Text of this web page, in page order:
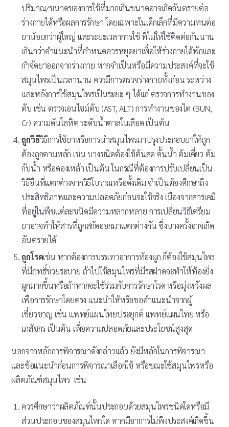
ปริมาณ/ขนาดของการใช้ที่มากเกินขนาดอาจเกิดอันตรายต่อ
ร่างกายได้หรือผลการรักษา โดยเฉพาะในเด็กเล็กที่มีความทนต่อ
ยาน้อยกว่าผู้ใหญ่ และระยะเวลาการใช้ ที่ไม่ให้ใช้ติดต่อกันนาน
เกินกว่าคำแนะนำที่กำหนดควรหยุดยาเพื่อให้ร่างกายได้พักและ
กำจัดยาออกจากร่างกาย หากจำเป็นหรือมีความประสงค์ที่จะใช้
สมุนไพรเป็นเวลานาน ควรมีการตรวจร่างกายทั้งก่อน ระหว่าง
และหลังการใช้สมุนไพรเป็นระยะ ๆ ได้แก่ ตรวจการทำงานของ
ตับ เช่น ตรวจเอนไซม์ตับ (AST, ALT) การทำงานของไต (BUN,
Cr) ความดันโลหิต ระดับน้ำตาลในเลือด เป็นต้น
ถูกวิธีวิธีการใช้ยาหรือการนำสมุนไพรมาปรุงประกอบยาให้ถูก
ต้องถูกตามหลัก เช่น บางชนิดต้องใช้ต้นสด คั้นน้ำ ต้มเคี่ยว ต้ม
กับน้ำ หรือดองเหล้า เป็นต้น ในกรณีที่ต้องการปรับเปลี่ยนเป็น
วิธีอื่นที่แตกต่างจากวิธีโบราณหรือดั้งเดิม จำเป็นต้องศึกษาถึง
ประสิทธิภาพและความปลอดภัยก่อนจะใช้จริง เนื่องจากสารเคมี
ที่อยู่ในพืชแต่ละชนิดมีความหลากหลาย การเปลี่ยนวิธีเตรียม
ยาอาจทำให้สารที่ถูกสกัดออกมาแตกต่างกัน ซึ่งบางครั้งอาจเกิด
อันตรายได้
ถูกโรคเช่น หากต้องการบรรเทาอาการท้องผูก ก็ต้องใช้สมุนไพร
ที่มีฤทธิ์ช่วยระบาย ถ้าไปใช้สมุนไพรที่มีรสฝาดจะทำให้ท้องยิ่ง
ผูกมากขึ้นหรือถ้าหากจะใช้ร่วมกับการรักษาโรค หรือมุ่งหวังผล
เพื่อการรักษาโดยตรง แนะนำให้หรือขอคำแนะนำจากผู้
เชี่ยวชาญ เช่น แพทย์แผนไทยประยุกต์ แพทย์แผนไทย หรือ
เภสัชกร เป็นต้น เพื่อความปลอดภัยและประโยชน์สูงสุด
นอกจากหลักการพิจารณาดังกล่าวแล้ว ยังมีหลักในการพิจารณา
และข้อแนะนำก่อนการพิจารณาเลือกใช้ หรือขณะใช้สมุนไพรหรือ
ผลิตภัณฑ์สมุนไพร เช่น
ควรศึกษาว่าผลิตภัณฑ์นั้นประกอบด้วยสมุนไพรชนิดใดหรือมี
ส่วนประกอบของสมุนไพรใด หากมีอาการไม่พึงประสงค์เกิดขึ้น